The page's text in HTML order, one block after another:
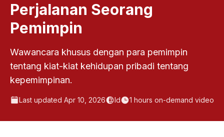
Perjalanan Seorang
Pemimpin
Wawancara khusus dengan para pemimpin
tentang kiat-kiat kehidupan pribadi tentang
kepemimpinan.
Last updated Apr 10, 2026 Id 1 hours on-demand video